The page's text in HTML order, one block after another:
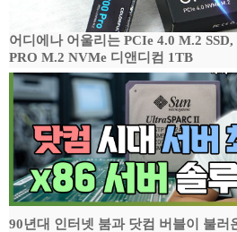
어디에나 어울리는 PCIe 4.0 M.2
PRO M.2 NVMe 디앤디컴 1TB
90년대 인터넷 붐과 닷컴 버블이 불러